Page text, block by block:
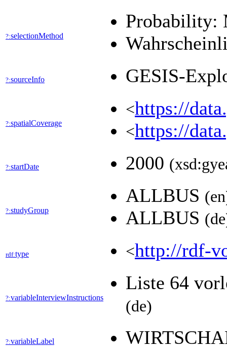
?:selectionMethod
Probability:
?:sourceInfo GESIS-
?:spatialCoverage
<https://
<https://
?:startDate 2000
?:studyGroup
ALLBUS
ALLBUS
rdf:type <http://rdf-
?:variableInterviewInstructions
Liste 64
(de)
?:variableLabel